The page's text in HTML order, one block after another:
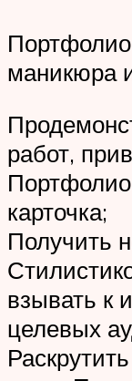
маникюра
работ,
Портфолио
карточка;
Получить
взывать к
целевых